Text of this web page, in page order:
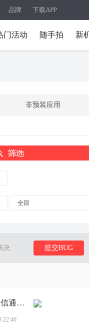
品牌 下载APP
门活动 随手拍 新
非预装应用
全部
决 提交BUG
[建议]s50更新了最新的安卓16还是没有微信通话录音
22:46